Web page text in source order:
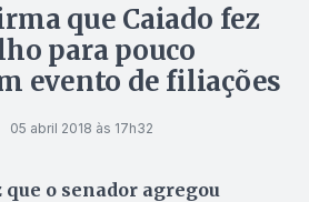
que Caiado fez
para pouco
evento de filiações
05 abril 2018 às 17h32
o senador agregou